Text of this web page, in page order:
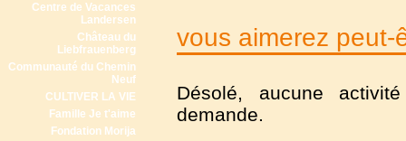
Centre de Vacances
Landersen
Château du
Liebfrauenberg
Communauté du Chemin
Neuf
CULTIVER LA VIE
Famille Je t'aime
Fondation Morija
vous aimerez peut-
Désolé, aucune
demande.